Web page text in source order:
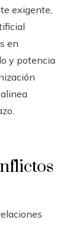
exigente,
en
y potencia